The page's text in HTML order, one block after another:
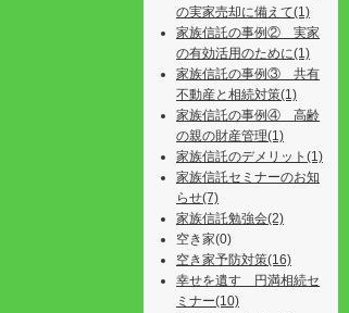
の実家売却に備えて(1)
家族信託の事例② 実家
の有効活用のために(1)
家族信託の事例③ 共有
不動産と相続対策(1)
家族信託の事例④ 高齢
の親の財産管理(1)
家族信託のデメリット(1)
家族信託セミナーのお知
らせ(7)
家族信託勉強会(2)
空き家(0)
空き家予防対策(16)
幸せを遺す 円満相続セ
ミナー(10)